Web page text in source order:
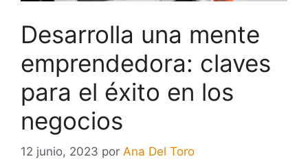
Desarrolla una mente
emprendedora: claves
para el éxito en los
negocios
12 junio, 2023 por Ana Del Toro